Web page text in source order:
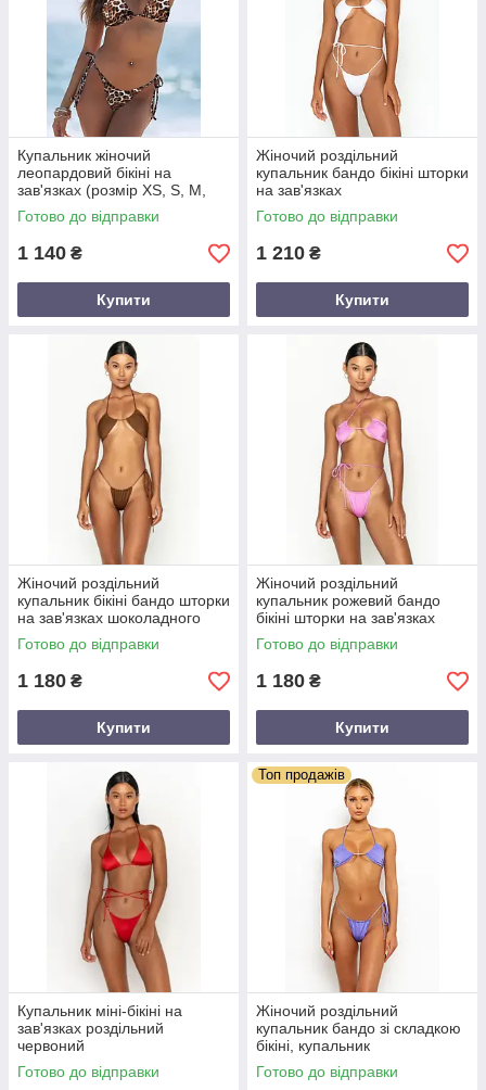
Купальник жіночий
леопардовий бікіні на
зав'язках (розмір XS, S, M,
L,XL)
Готово до відправки
1 140 ₴
Купити
Жіночий роздільний
купальник бандо бікіні шторки
на зав'язках
Готово до відправки
1 210 ₴
Купити
Жіночий роздільний
купальник бікіні бандо шторки
на зав'язках шоколадного
кольоруу
Готово до відправки
1 180 ₴
Купити
Жіночий роздільний
купальник рожевий бандо
бікіні шторки на зав'язках
Готово до відправки
1 180 ₴
Купити
Купальник міні-бікіні на
зав'язках роздільний
червоний
Готово до відправки
Топ продажів
Жіночий роздільний
купальник бандо зі складкою
бікіні, купальник
перевернутий трикутник
шторки на зав'язках
Готово до відправки